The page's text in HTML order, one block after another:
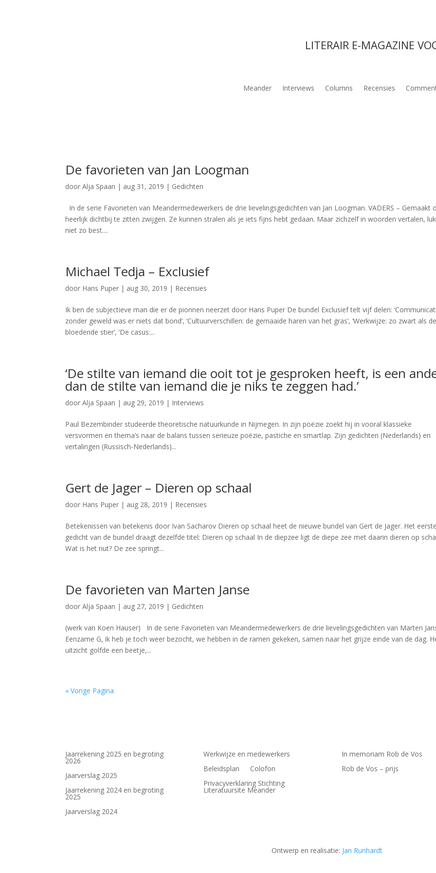
LITERAIR E-MAGAZINE
Meander Interviews Columns Recensies
De favorieten van Jan Loogman
doorAlja Spaan | aug 31, 2019 | Gedichten
In de serie Favorieten van Meandermedewerkers de drie lievelingsgedichten van Jan Loogman. VADERS – Gemaakt
heerlijk dichtbij te zitten zwijgen. Ze kunnen stralen als je iets fijns hebt gedaan. Maar zichzelf in woorden vertalen,
niet zo best....
Michael Tedja – Exclusief
door Hans Puper | aug 30, 2019 | Recensies
Ik ben de subjectieve man die er de pionnen neerzet door Hans Puper De bundel Exclusief telt vijf delen:
zonder geweld was er niets dat bond’, ‘Cultuurverschillen: de gemaaide haren van het gras’, ‘Werkwijze: zo zwart als de
bloedende stier’, ‘De casus:...
‘De stilte van iemand die ooit tot je gesproken heeft, is een
dan de stilte van iemand die je niks te zeggen had.’
doorAlja Spaan | aug 29, 2019 | Interviews
Paul Bezembinder studeerde theoretische natuurkunde in Nijmegen. In zijn poëzie zoekt hij in vooral klassieke
versvormen en thema’s naar de balans tussen serieuze poëzie, pastiche en smartlap. Zijn gedichten (Nederlands) en
vertalingen (Russisch-Nederlands)...
Gert de Jager – Dieren op schaal
door Hans Puper | aug 28, 2019 | Recensies
Betekenissen van betekenis door Ivan Sacharov Dieren op schaal heet de nieuwe bundel van Gert de Jager. Het eerste
gedicht van de bundel draagt dezelfde titel: Dieren op schaal In de diepzee ligt de diepe zee met daarin dieren op
Wat is het nut? De zee springt...
De favorieten van Marten Janse
doorAlja Spaan | aug 27, 2019 | Gedichten
(werk van Koen Hauser) In de serie Favorieten van Meandermedewerkers de drie lievelingsgedichten van Marten
Eenzame G, ik heb je toch weer bezocht, we hebben in de ramen gekeken, samen naar het grijze einde van de dag.
uitzicht golfde een beetje,...
« Vorige Pagina
Jaarrekening 2025 en begroting
2026
Jaarverslag 2025
Jaarrekening 2024 en begroting
2025
Jaarverslag 2024
Werkwijze en medewerkers
Beleidsplan
Colofon
Privacyverklaring Stichting
Literatuursite Meander
In memoriam Rob de Vos
Rob de Vos – prijs
Ontwerp en realisatie: Jan Runhardt